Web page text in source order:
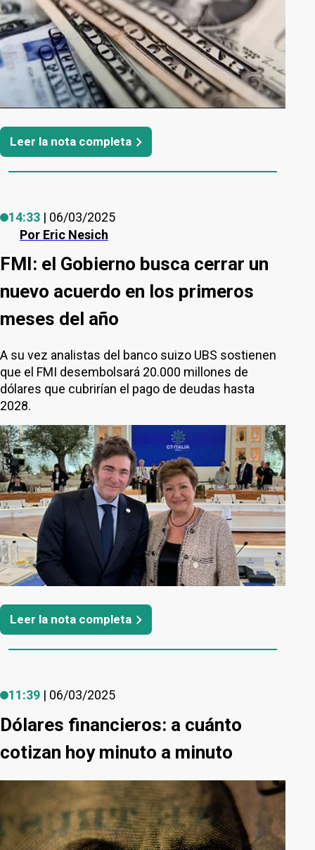
Leer la nota completa
Por Eric Nesich
14:33 | 06/03/2025
FMI: el Gobierno busca cerrar un
nuevo acuerdo en los primeros
meses del año
A su vez analistas del banco suizo UBS sostienen
que el FMI desembolsará 20.000 millones de
dólares que cubrirían el pago de deudas hasta
2028.
Leer la nota completa
11:39 | 06/03/2025
Dólares financieros: a cuánto
cotizan hoy minuto a minuto